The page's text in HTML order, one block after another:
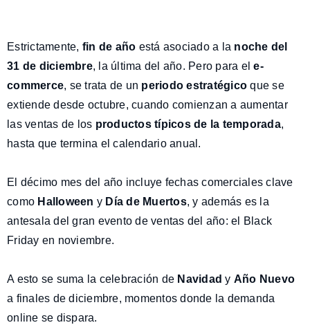
Estrictamente, fin de año está asociado a la noche del
31 de diciembre, la última del año. Pero para ele-
commerce, se trata de un periodo estratégico que se
extiende desde octubre, cuando comienzan a aumentar
las ventas de los productos típicos de la temporada,
hasta que termina el calendario anual.
El décimo mes del año incluye fechas comerciales clave
como Halloween y Día de Muertos, y además es la
antesala del gran evento de ventas del año: el Black
Friday en noviembre.
A esto se suma la celebración de Navidady Año Nuevo
a finales de diciembre, momentos donde la demanda
online se dispara.